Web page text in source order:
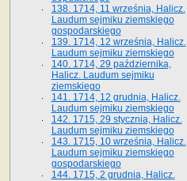
138. 1714, 11 września, Halicz.
Laudum sejmiku ziemskiego
gospodarskiego
139. 1714, 12 września, Halicz.
Laudum sejmiku ziemskiego
140. 1714, 29 października,
Halicz. Laudum sejmiku
ziemskiego
141. 1714, 12 grudnia, Halicz.
Laudum sejmiku ziemskiego
142. 1715, 29 stycznia, Halicz.
Laudum sejmiku ziemskiego
143. 1715, 10 września, Halicz.
Laudum sejmiku ziemskiego
gospodarskiego
144. 1715, 2 grudnia, Halicz.